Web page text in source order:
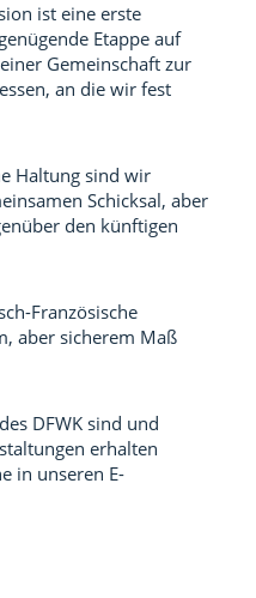
ist eine erste
Etappe auf
Gemeinschaft zur
an die wir fest
Haltung sind wir
Schicksal, aber
den künftigen
Französische
aber sicherem Maß
DFWK sind und
erhalten
in unseren E-